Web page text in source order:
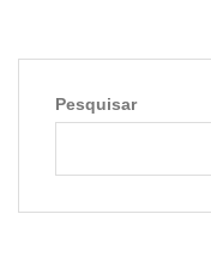
Pesquisar